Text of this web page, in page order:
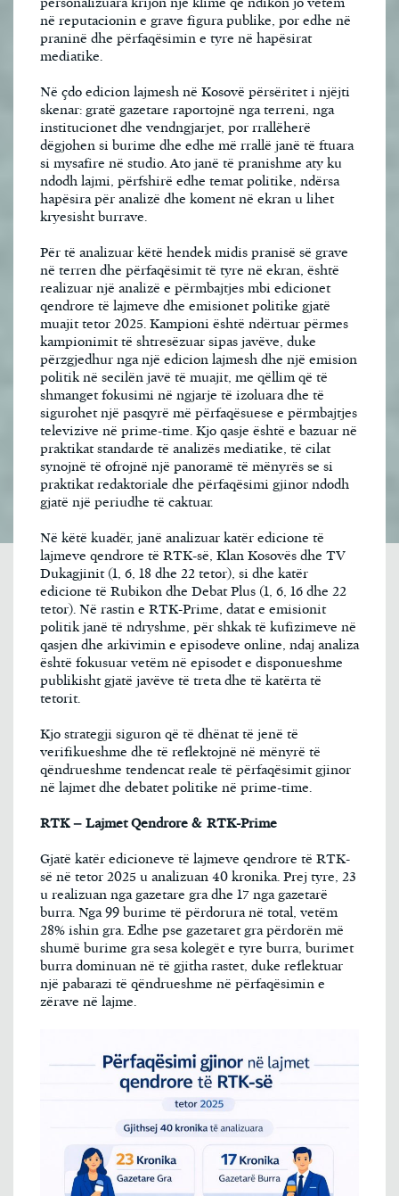
në reputacionin e grave figura publike, por edhe në
praninë dhe përfaqësimin e tyre në hapësirat
mediatike.
Në çdo edicion lajmesh në Kosovë përsëritet i njëjti
skenar: gratë gazetare raportojnë nga terreni, nga
institucionet dhe vendngjarjet, por rrallëherë
dëgjohen si burime dhe edhe më rrallë janë të ftuara
si mysafire në studio. Ato janë të pranishme aty ku
ndodh lajmi, përfshirë edhe temat politike, ndërsa
hapësira për analizë dhe koment në ekran u lihet
kryesisht burrave.
Për të analizuar këtë hendek midis pranisë së grave
në terren dhe përfaqësimit të tyre në ekran, është
realizuar një analizë e përmbajtjes mbi edicionet
qendrore të lajmeve dhe emisionet politike gjatë
muajit tetor 2025. Kampioni është ndërtuar përmes
kampionimit të shtresëzuar sipas javëve, duke
përzgjedhur nga një edicion lajmesh dhe një emision
politik në secilën javë të muajit, me qëllim që të
shmanget fokusimi në ngjarje të izoluara dhe të
sigurohet një pasqyrë më përfaqësuese e përmbajtjes
televizive në prime-time. Kjo qasje është e bazuar në
praktikat standarde të analizës mediatike, të cilat
synojnë të ofrojnë një panoramë të mënyrës se si
praktikat redaktoriale dhe përfaqësimi gjinor ndodh
gjatë një periudhe të caktuar.
Në këtë kuadër, janë analizuar katër edicione të
lajmeve qendrore të RTK-së, Klan Kosovës dhe TV
Dukagjinit (1, 6, 18 dhe 22 tetor), si dhe katër
edicione të Rubikon dhe Debat Plus (1, 6, 16 dhe 22
tetor). Në rastin e RTK-Prime, datat e emisionit
politik janë të ndryshme, për shkak të kufizimeve në
qasjen dhe arkivimin e episodeve online, ndaj analiza
është fokusuar vetëm në episodet e disponueshme
publikisht gjatë javëve të treta dhe të katërta të
tetorit.
Kjo strategji siguron që të dhënat të jenë të
verifikueshme dhe të reflektojnë në mënyrë të
qëndrueshme tendencat reale të përfaqësimit gjinor
në lajmet dhe debatet politike në prime-time.
RTK – Lajmet Qendrore & RTK-Prime
Gjatë katër edicioneve të lajmeve qendrore të RTK-
së në tetor 2025 u analizuan 40 kronika. Prej tyre, 23
u realizuan nga gazetare gra dhe 17 nga gazetarë
burra. Nga 99 burime të përdorura në total, vetëm
28% ishin gra. Edhe pse gazetaret gra përdorën më
shumë burime gra sesa kolegët e tyre burra, burimet
burra dominuan në të gjitha rastet, duke reflektuar
një pabarazi të qëndrueshme në përfaqësimin e
zërave në lajme.